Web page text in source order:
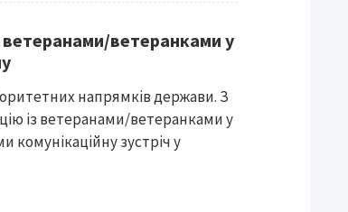
ветеранками у
напрямків держави. З
із ветеранами/ветеранками у
комунікаційну зустріч у